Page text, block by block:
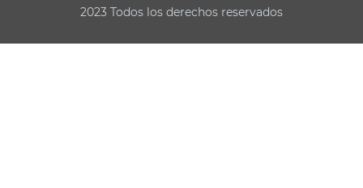
2023 Todos los derechos reservados